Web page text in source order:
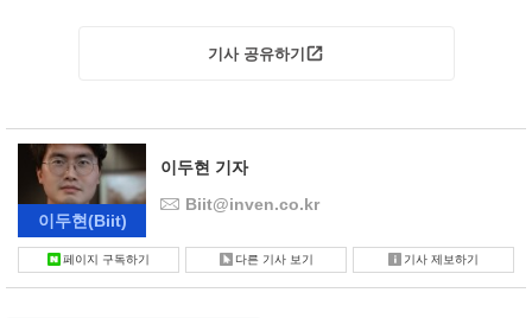
기사 공유하기
이두현(Biit)
이두현 기자
Biit@inven.co.kr
페이지 구독하기 다른 기사 보기 기사 제보하기